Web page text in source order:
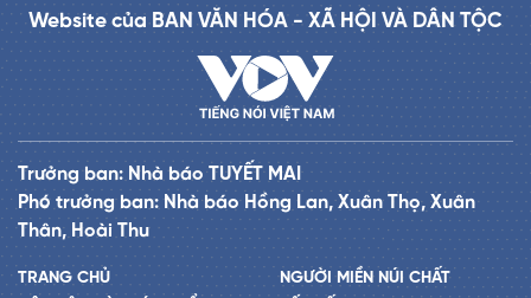
Website của BAN VĂN HÓA - XÃ HỘI VÀ DÂN TỘC
Trưởng ban: Nhà báo TUYẾT MAI
Phó trưởng ban: Nhà báo Hồng Lan, Xuân Thọ, Xuân
Thân, Hoài Thu
TRANG CHỦ NGƯỜI MIỀN NÚI CHẤT